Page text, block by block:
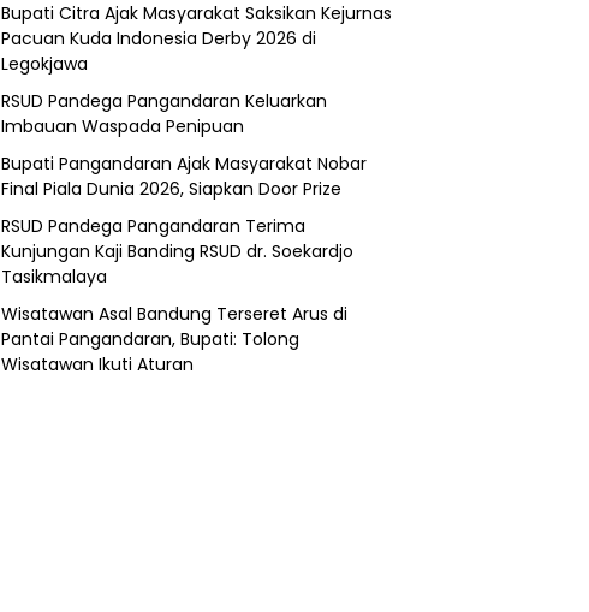
Bupati Citra Ajak Masyarakat Saksikan Kejurnas
Pacuan Kuda Indonesia Derby 2026 di
Legokjawa
RSUD Pandega Pangandaran Keluarkan
Imbauan Waspada Penipuan
Bupati Pangandaran Ajak Masyarakat Nobar
Final Piala Dunia 2026, Siapkan Door Prize
RSUD Pandega Pangandaran Terima
Kunjungan Kaji Banding RSUD dr. Soekardjo
Tasikmalaya
Wisatawan Asal Bandung Terseret Arus di
Pantai Pangandaran, Bupati: Tolong
Wisatawan Ikuti Aturan